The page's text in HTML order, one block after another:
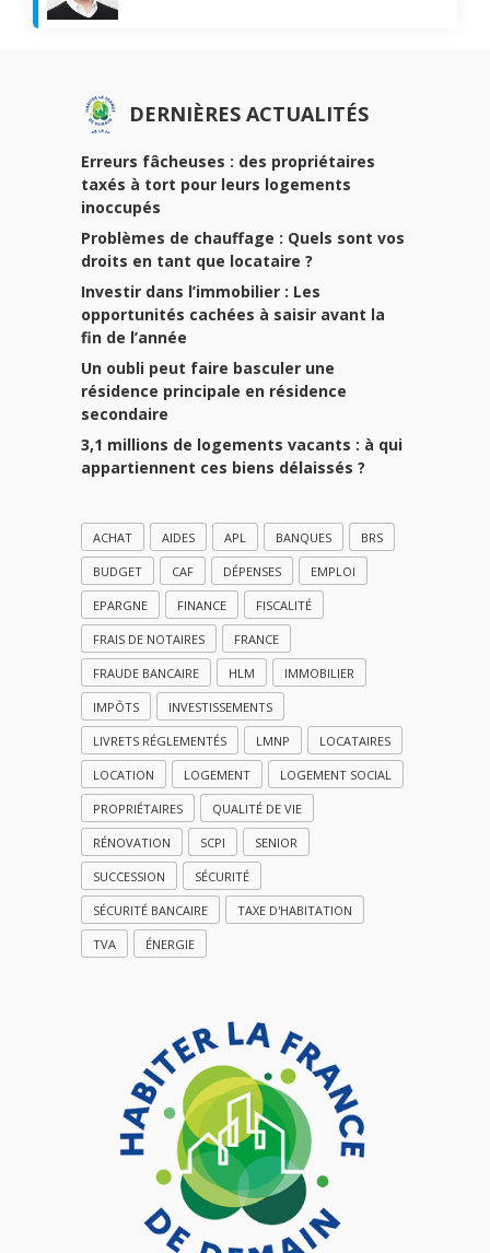
DERNIÈRES ACTUALITÉS
Erreurs fâcheuses : des propriétaires
taxés à tort pour leurs logements
inoccupés
Problèmes de chauffage : Quels sont vos
droits en tant que locataire ?
Investir dans l’immobilier : Les
opportunités cachées à saisir avant la
fin de l’année
Un oubli peut faire basculer une
résidence principale en résidence
secondaire
3,1 millions de logements vacants : à qui
appartiennent ces biens délaissés ?
ACHAT AIDES APL BANQUES BRS
BUDGET CAF DÉPENSES EMPLOI
EPARGNE FINANCE FISCALITÉ
FRAIS DE NOTAIRES FRANCE
FRAUDE BANCAIRE HLM IMMOBILIER
IMPÔTS INVESTISSEMENTS
LIVRETS RÉGLEMENTÉS LMNP LOCATAIRES
LOCATION LOGEMENT LOGEMENT SOCIAL
PROPRIÉTAIRES QUALITÉ DE VIE
RÉNOVATION SCPI SENIOR
SUCCESSION SÉCURITÉ
SÉCURITÉ BANCAIRE TAXE D'HABITATION
TVA ÉNERGIE